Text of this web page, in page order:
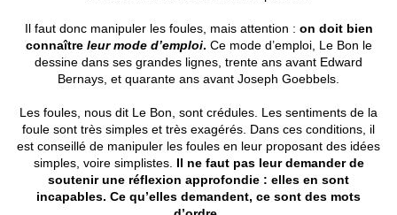
Il faut donc manipuler les foules, mais attention : on doit bien
connaître leur mode d’emploi. Ce mode d’emploi, Le Bon le
dessine dans ses grandes lignes, trente ans avant Edward
Bernays, et quarante ans avant Joseph Goebbels.
Les foules, nous dit Le Bon, sont crédules. Les sentiments de la
foule sont très simples et très exagérés. Dans ces conditions, il
est conseillé de manipuler les foules en leur proposant des idées
simples, voire simplistes. Il ne faut pas leur demander de
soutenir une réflexion approfondie : elles en sont
incapables. Ce qu’elles demandent, ce sont des mots